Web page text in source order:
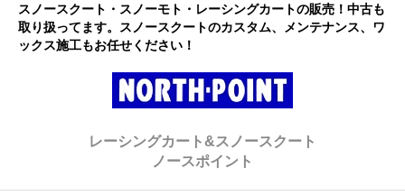
プ
スノースクート・スノーモト・レーシングカートの販売！中古も
取り扱ってます。スノースクートのカスタム、メンテナンス、ワ
ックス施工もお任せください！
ト ノースポイント
レーシングカート&スノースクート
ノースポイント